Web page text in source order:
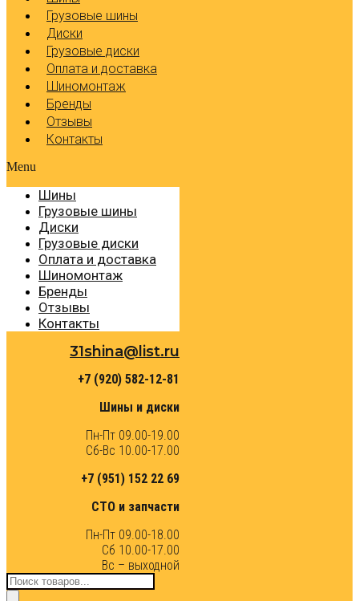
Грузовые шины
Диски
Грузовые диски
Оплата и доставка
Шиномонтаж
Бренды
Отзывы
Контакты
Menu
Шины
Грузовые шины
Диски
Грузовые диски
Оплата и доставка
Шиномонтаж
Бренды
Отзывы
Контакты
31shina@list.ru
+7 (920) 582-12-81
Шины и диски
Пн-Пт 09.00-19.00
Сб-Вс 10.00-17.00
+7 (951) 152 22 69
СТО и запчасти
Пн-Пт 09.00-18.00
Сб 10.00-17.00
Вс – выходной
Поиск
товаров